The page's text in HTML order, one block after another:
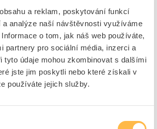
a reklam, poskytování funkcí
analýze naší návštěvnosti využíváme
o tom, jak náš web používáte,
partnery pro sociální média, inzerci a
tyto údaje mohou zkombinovat s dalšími
jste jim poskytli nebo které získali v
používáte jejich služby.
Popisovač STI-S popisovací černé
ELFETEX
10.068.534
04008190017026
WEIDMÜLLER
do košíku